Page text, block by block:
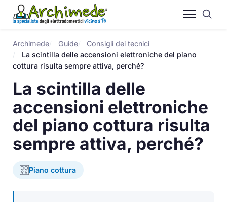
Archimede Guide
Consigli dei tecnici
La scintilla delle accensioni elettroniche del piano
cottura risulta sempre attiva, perché?
La scintilla delle
accensioni elettroniche
del piano cottura risulta
sempre attiva, perché?
Piano cottura